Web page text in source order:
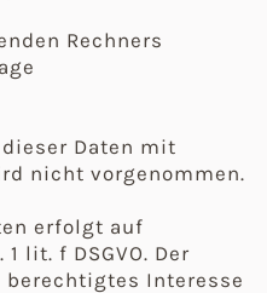
Rechners
Daten mit
nicht vorgenommen.
erfolgt auf
lit. f DSGVO. Der
Interesse